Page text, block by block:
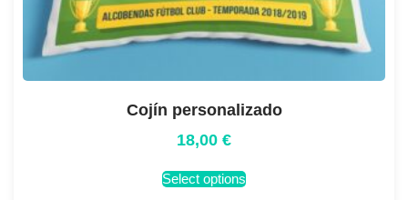
Cojín personalizado
18,00 €
Select options